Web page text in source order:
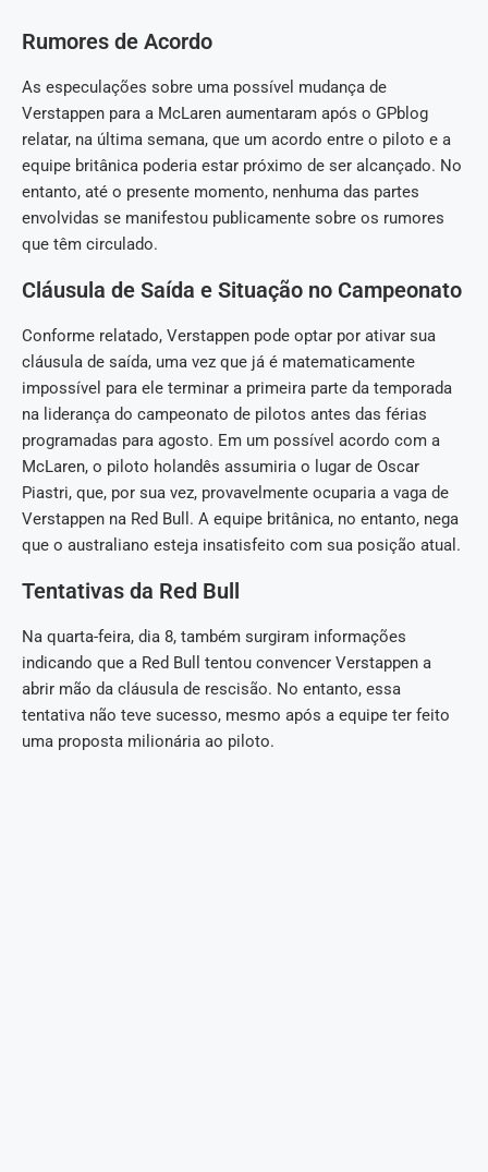
Rumores de Acordo
As especulações sobre uma possível mudança de
Verstappen para a McLaren aumentaram após o GPblog
relatar, na última semana, que um acordo entre o piloto e a
equipe britânica poderia estar próximo de ser alcançado. No
entanto, até o presente momento, nenhuma das partes
envolvidas se manifestou publicamente sobre os rumores
que têm circulado.
Cláusula de Saída e Situação no Campeonato
Conforme relatado, Verstappen pode optar por ativar sua
cláusula de saída, uma vez que já é matematicamente
impossível para ele terminar a primeira parte da temporada
na liderança do campeonato de pilotos antes das férias
programadas para agosto. Em um possível acordo com a
McLaren, o piloto holandês assumiria o lugar de Oscar
Piastri, que, por sua vez, provavelmente ocuparia a vaga de
Verstappen na Red Bull. A equipe britânica, no entanto, nega
que o australiano esteja insatisfeito com sua posição atual.
Tentativas da Red Bull
Na quarta-feira, dia 8, também surgiram informações
indicando que a Red Bull tentou convencer Verstappen a
abrir mão da cláusula de rescisão. No entanto, essa
tentativa não teve sucesso, mesmo após a equipe ter feito
uma proposta milionária ao piloto.